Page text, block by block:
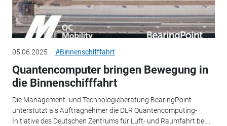
05.06.2025 #Binnenschifffahrt
Quantencomputer bringen Bewegung in
die Binnenschifffahrt
Die Management- und Technologieberatung BearingPoint
unterstützt als Auftragnehmer die DLR Quantencomputing-
Initiative des Deutschen Zentrums für Luft- und Raumfahrt bei...